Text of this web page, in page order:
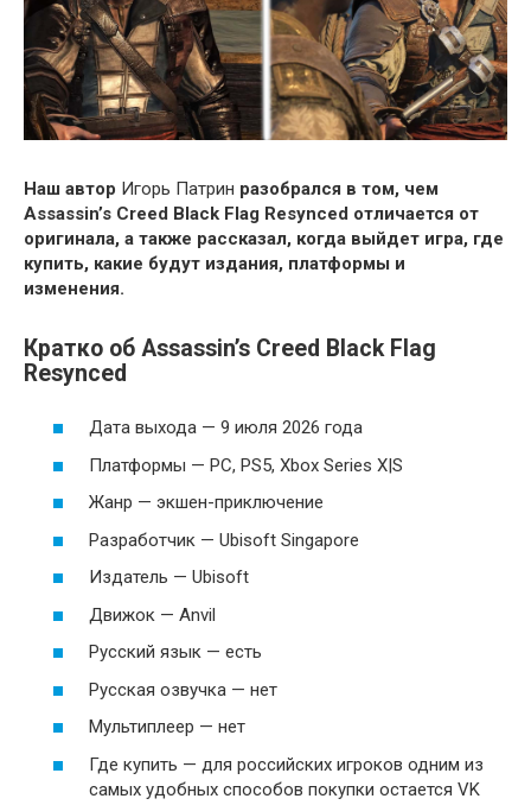
Наш автор Игорь Патрин разобрался в том, чем
Assassin’s Creed Black Flag Resynced отличается от
оригинала, а также рассказал, когда выйдет игра, где
купить, какие будут издания, платформы и
изменения.
Кратко об Assassin’s Creed Black Flag
Resynced
Дата выхода — 9 июля 2026 года
Платформы — PC, PS5, Xbox Series X|S
Жанр — экшен-приключение
Разработчик — Ubisoft Singapore
Издатель — Ubisoft
Движок — Anvil
Русский язык — есть
Русская озвучка — нет
Мультиплеер — нет
Где купить — для российских игроков одним из
самых удобных способов покупки остается VK